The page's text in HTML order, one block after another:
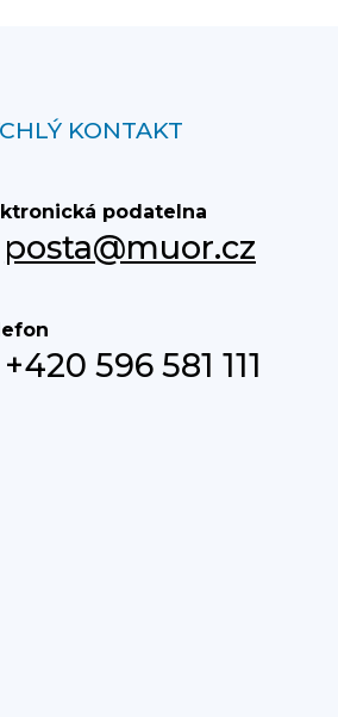
KONTAKT
podatelna
posta@muor.cz
+420 596 581 111